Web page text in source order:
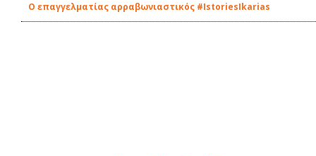
Ο επαγγελματίας αρραβωνιαστικός #IstoriesIkarias